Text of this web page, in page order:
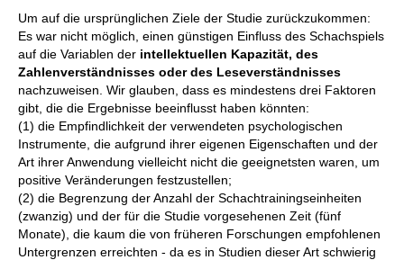
Um auf die ursprünglichen Ziele der Studie zurückzukommen:
Es war nicht möglich, einen günstigen Einfluss des Schachspiels
auf die Variablen der intellektuellen Kapazität, des
Zahlenverständnisses oder des Leseverständnisses
nachzuweisen. Wir glauben, dass es mindestens drei Faktoren
gibt, die die Ergebnisse beeinflusst haben könnten:
(1) die Empfindlichkeit der verwendeten psychologischen
Instrumente, die aufgrund ihrer eigenen Eigenschaften und der
Art ihrer Anwendung vielleicht nicht die geeignetsten waren, um
positive Veränderungen festzustellen;
(2) die Begrenzung der Anzahl der Schachtrainingseinheiten
(zwanzig) und der für die Studie vorgesehenen Zeit (fünf
Monate), die kaum die von früheren Forschungen empfohlenen
Untergrenzen erreichten - da es in Studien dieser Art schwierig